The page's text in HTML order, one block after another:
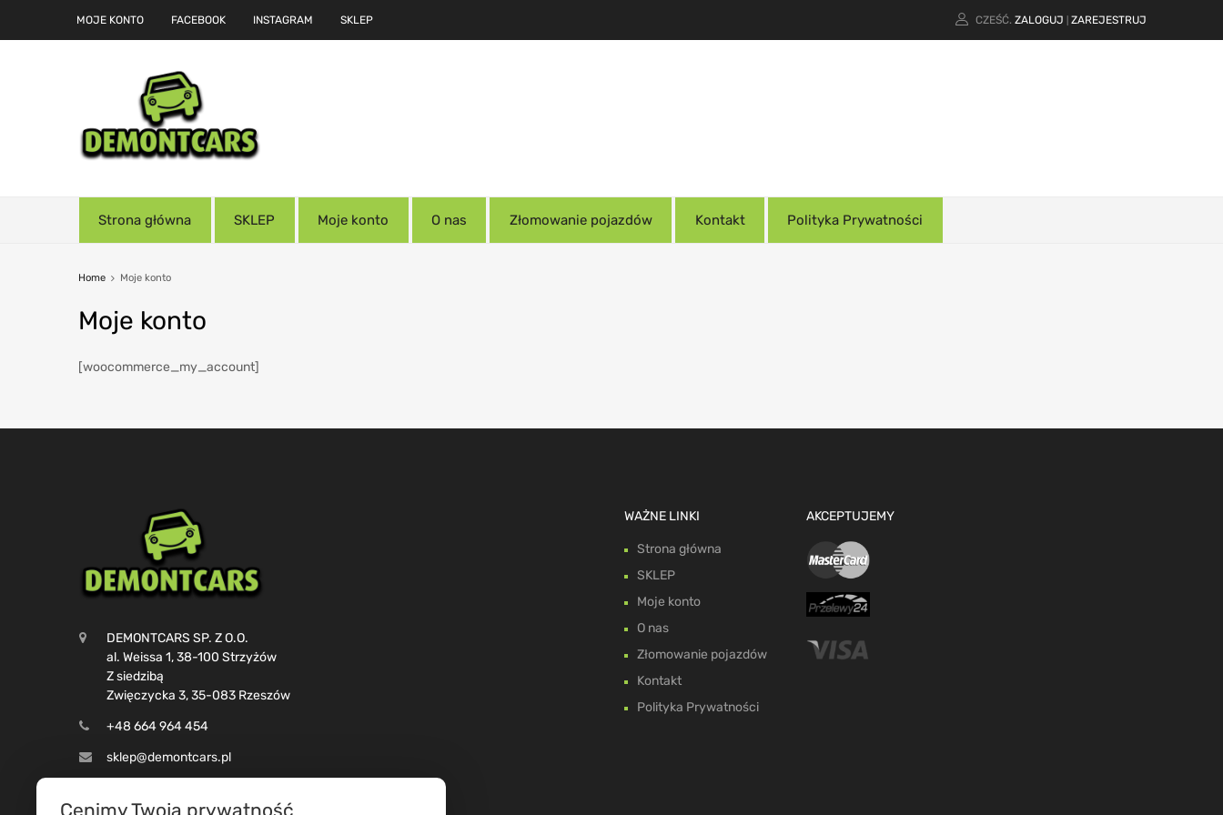
MOJE KONTO FACEBOOK INSTAGRAM SKLEP CZEŚĆ. ZALOGUJ ZAREJESTRUJ
Strona główna SKLEP Moje konto O nas Złomowanie pojazdów Kontakt Polityka Prywatności
Home Moje konto
Moje konto
[woocommerce_my_account]
DEMONTCARS SP. Z O.O.
al. Weissa 1, 38-100 Strzyżów
Z siedzibą
Zwięczycka 3, 35-083 Rzeszów
+48 664 964 454
sklep@demontcars.pl
Sob 08:00 do 13:00
WAŻNE LINKI
Strona główna
SKLEP
Moje konto
O nas
Złomowanie pojazdów
Kontakt
Polityka Prywatności
AKCEPTUJEMY
Cenimy Twoją prywatność